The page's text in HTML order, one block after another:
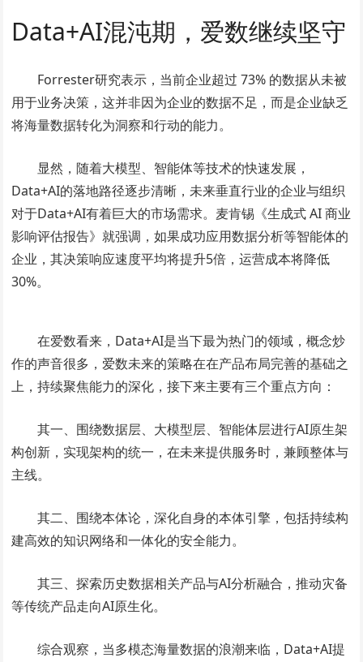
Data+AI混沌期，爱数继续坚守
Forrester研究表示，当前企业超过 73% 的数据从未被
用于业务决策，这并非因为企业的数据不足，而是企业缺乏
将海量数据转化为洞察和行动的能力。
显然，随着大模型、智能体等技术的快速发展，
Data+AI的落地路径逐步清晰，未来垂直行业的企业与组织
对于Data+AI有着巨大的市场需求。麦肯锡《生成式 AI 商业
影响评估报告》就强调，如果成功应用数据分析等智能体的
企业，其决策响应速度平均将提升5倍，运营成本将降低
30%。
在爱数看来，Data+AI是当下最为热门的领域，概念炒
作的声音很多，爱数未来的策略在在产品布局完善的基础之
上，持续聚焦能力的深化，接下来主要有三个重点方向：
其一、围绕数据层、大模型层、智能体层进行AI原生架
构创新，实现架构的统一，在未来提供服务时，兼顾整体与
主线。
其二、围绕本体论，深化自身的本体引擎，包括持续构
建高效的知识网络和一体化的安全能力。
其三、探索历史数据相关产品与AI分析融合，推动灾备
等传统产品走向AI原生化。
综合观察，当多模态海量数据的浪潮来临，Data+AI提